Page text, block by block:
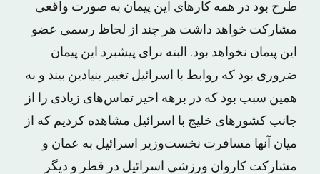
طرح بود در همه کارهای این پیمان به صورت واقعی
مشارکت خواهد داشت هر چند از لحاظ رسمی عضو
این پیمان نخواهد بود. البته برای پیشبرد این پیمان
ضروری بود که روابط با اسرائیل تغییر بنیادین بیند و به
همین سبب بود که در برهه اخیر تماس‌های زیادی را از
جانب کشورهای خلیج با اسرائیل مشاهده کردیم که از
میان آنها مسافرت نخست‌وزیر اسرائیل به عمان و
مشارکت کاروان ورزشی اسرائیل در قطر و دیگر